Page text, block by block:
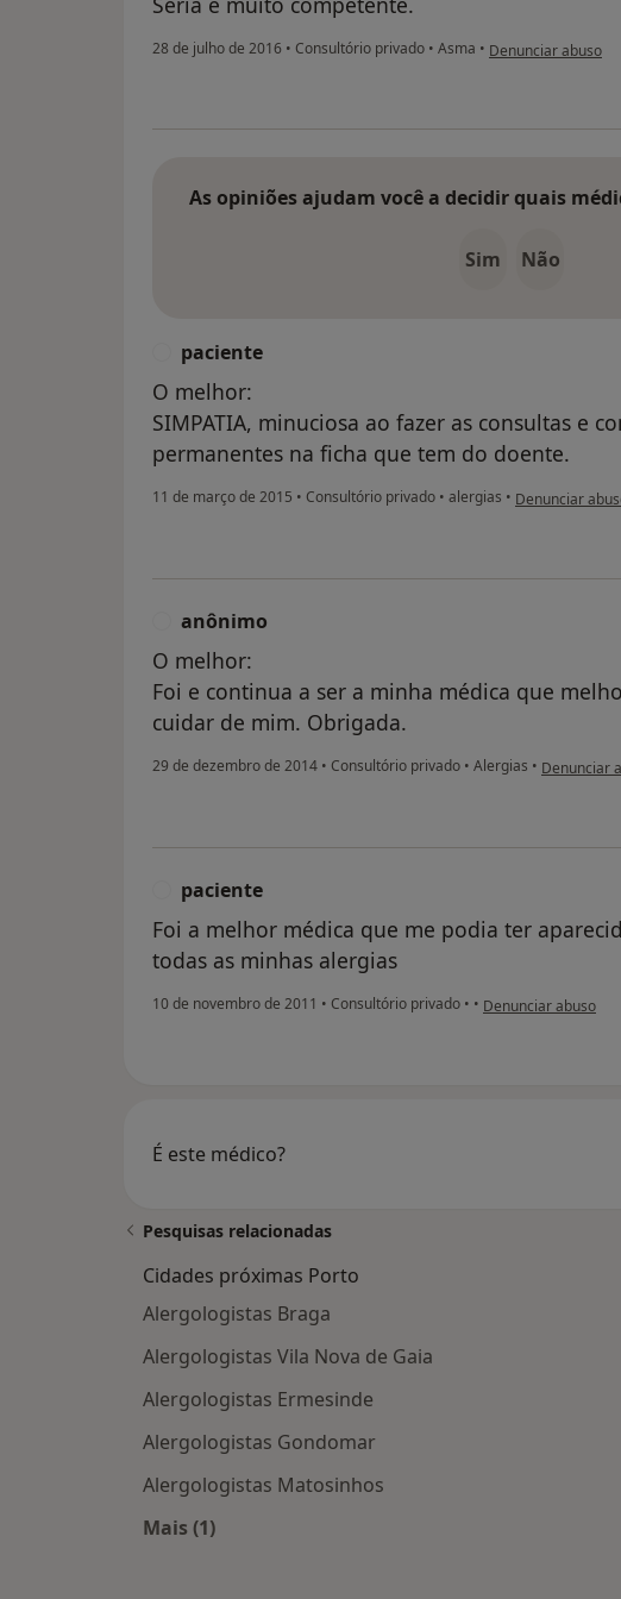
28 de julho de 2016 • Consultório privado • Asma • na opinião do
Denunciar abuso
As opiniões ajudam você a decidir quais
Sim Não
paciente
O melhor:
SIMPATIA, minuciosa ao fazer as consultas e
permanentes na ficha que tem do doente.
11 de março de 2015 • Consultório privado • alergias • na opinião do
Denunciar
anônimo
O melhor:
Foi e continua a ser a minha médica que
cuidar de mim. Obrigada.
29 de dezembro de 2014 • Consultório privado • Alergias • na opinião
Denunciar
paciente
Foi a melhor médica que me podia ter
todas as minhas alergias
10 de novembro de 2011 • Consultório privado • • na opinião do
Denunciar abuso
É este médico?
Pesquisas relacionadas
Cidades próximas Porto
Alergologistas Braga
Alergologistas Vila Nova de Gaia
Alergologistas Ermesinde
Alergologistas Gondomar
Alergologistas Matosinhos
Mais (1)